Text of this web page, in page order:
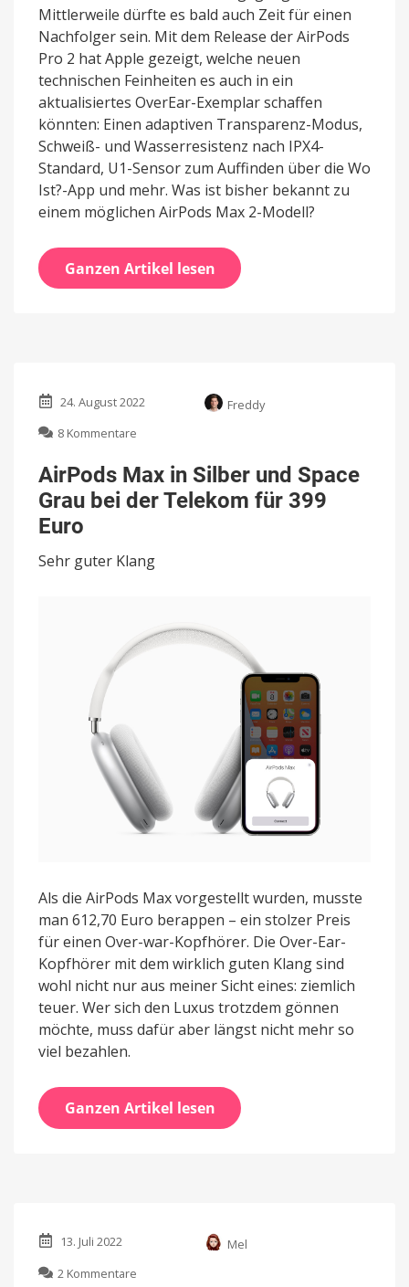
Mittlerweile dürfte es bald auch Zeit für einen
Nachfolger sein. Mit dem Release der AirPods
Pro 2 hat Apple gezeigt, welche neuen
technischen Feinheiten es auch in ein
aktualisiertes OverEar-Exemplar schaffen
könnten: Einen adaptiven Transparenz-Modus,
Schweiß- und Wasserresistenz nach IPX4-
Standard, U1-Sensor zum Auffinden über die Wo
Ist?-App und mehr. Was ist bisher bekannt zu
einem möglichen AirPods Max 2-Modell?
Ganzen Artikel lesen
24. August 2022
Freddy
8 Kommentare
Max
in
Silber
Grau
bei
399
AirPods Max in Silber und Space
Grau bei der Telekom für 399
Euro
Sehr guter Klang
Als die AirPods Max vorgestellt wurden, musste
man 612,70 Euro berappen – ein stolzer Preis
für einen Over-war-Kopfhörer. Die Over-Ear-
Kopfhörer mit dem wirklich guten Klang sind
wohl nicht nur aus meiner Sicht eines: ziemlich
teuer. Wer sich den Luxus trotzdem gönnen
möchte, muss dafür aber längst nicht mehr so
viel bezahlen.
Ganzen Artikel lesen
13. Juli 2022
Mel
2 Kommentare